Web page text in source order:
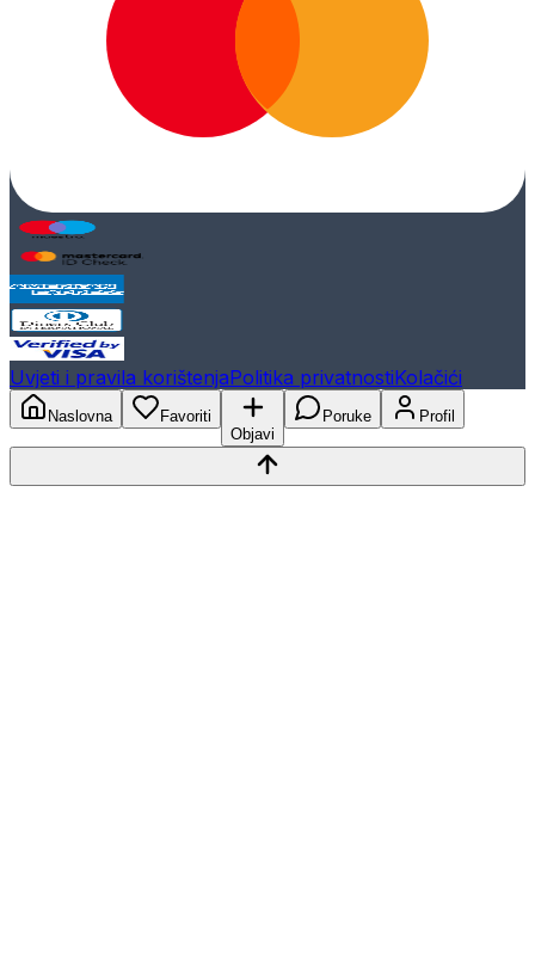
Uvjeti i pravila korištenjaPolitika privatnostiKolačići
Naslovna
Favoriti
Objavi
Poruke Profil